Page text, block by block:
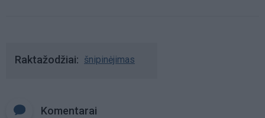
Raktažodžiai šnipinėjimas
Komentarai